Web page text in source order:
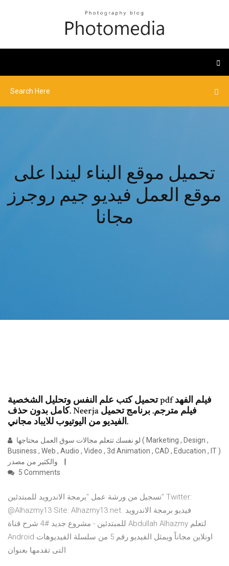
تحميل موقع البناء ليندا على
موقع العمل فيديو جيم روجرز
مجانا
تحميل كتب علم النفس وتحليل الشخصية pdf فيلم الفهد
كامل بدون حذف. Neerja فيلم مترجم. برنامج تحميل
الفيديو من اليوتيوب للايباد مجاني.
Business , Web , Audio , Video , 3d Animation , CAD , Education , IT )
5 Comments
تسجيل من ورشة عمل "برمجة الاندرويد للمبتدئين" Twitter:
@Alhazmy13 Site: Alhazmy13.net. فيديو برمجة الاندرويد
للمبتدئين - مشروع جديد #4 شرح قناة Abdullah Alhazmy لتعلم
Android اونلاين مجاناً ويمثل الفيديو رقم 5 من سلسلة الفيديوهات
التى تقدمها بعنوان